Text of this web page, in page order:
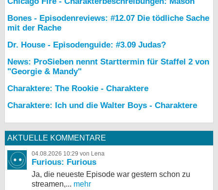
Bones - Episodenreviews: #12.07 Die tödliche Sache
mit der Rache
Dr. House - Episodenguide: #3.09 Judas?
News: ProSieben nennt Starttermin für Staffel 2 von
"Georgie & Mandy"
Charaktere: The Rookie - Charaktere
Charaktere: Ich und die Walter Boys - Charaktere
AKTUELLE KOMMENTARE
04.08.2026 10:29 von Lena
Furious: Furious
Ja, die neueste Episode war gestern schon zu
streamen,... mehr